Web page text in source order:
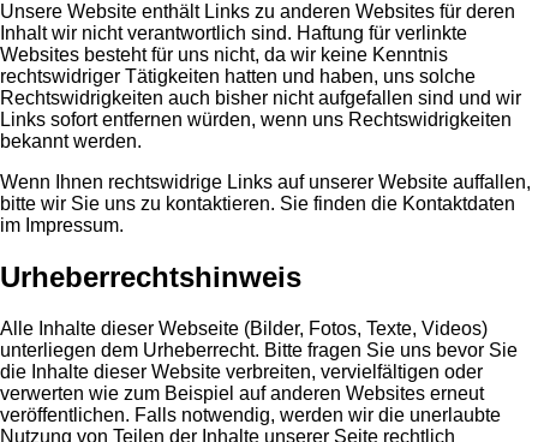
Unsere Website enthält Links zu anderen Websites für deren
Inhalt wir nicht verantwortlich sind. Haftung für verlinkte
Websites besteht für uns nicht, da wir keine Kenntnis
rechtswidriger Tätigkeiten hatten und haben, uns solche
Rechtswidrigkeiten auch bisher nicht aufgefallen sind und wir
Links sofort entfernen würden, wenn uns Rechtswidrigkeiten
bekannt werden.
Wenn Ihnen rechtswidrige Links auf unserer Website auffallen,
bitte wir Sie uns zu kontaktieren. Sie finden die Kontaktdaten
im Impressum.
Urheberrechtshinweis
Alle Inhalte dieser Webseite (Bilder, Fotos, Texte, Videos)
unterliegen dem Urheberrecht. Bitte fragen Sie uns bevor Sie
die Inhalte dieser Website verbreiten, vervielfältigen oder
verwerten wie zum Beispiel auf anderen Websites erneut
veröffentlichen. Falls notwendig, werden wir die unerlaubte
Nutzung von Teilen der Inhalte unserer Seite rechtlich